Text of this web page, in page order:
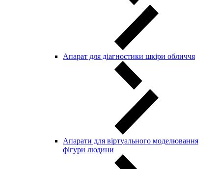
Апарат для діагностики шкіри обличчя
Апарати для віртуального моделювання
фігури людини